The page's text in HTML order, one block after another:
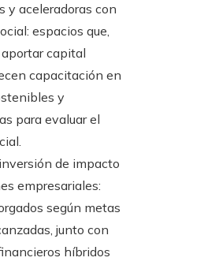
y aceleradoras con
espacios que,
capital
capacitación en
y
para evaluar el
de impacto
empresariales:
según metas
junto con
híbridos